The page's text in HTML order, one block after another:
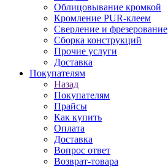
Облицовывание кромкой
Кромление PUR-клеем
Сверление и фрезерование
Сборка конструкций
Прочие услуги
Доставка
Покупателям
Назад
Покупателям
Прайсы
Как купить
Оплата
Доставка
Вопрос ответ
Возврат-товара